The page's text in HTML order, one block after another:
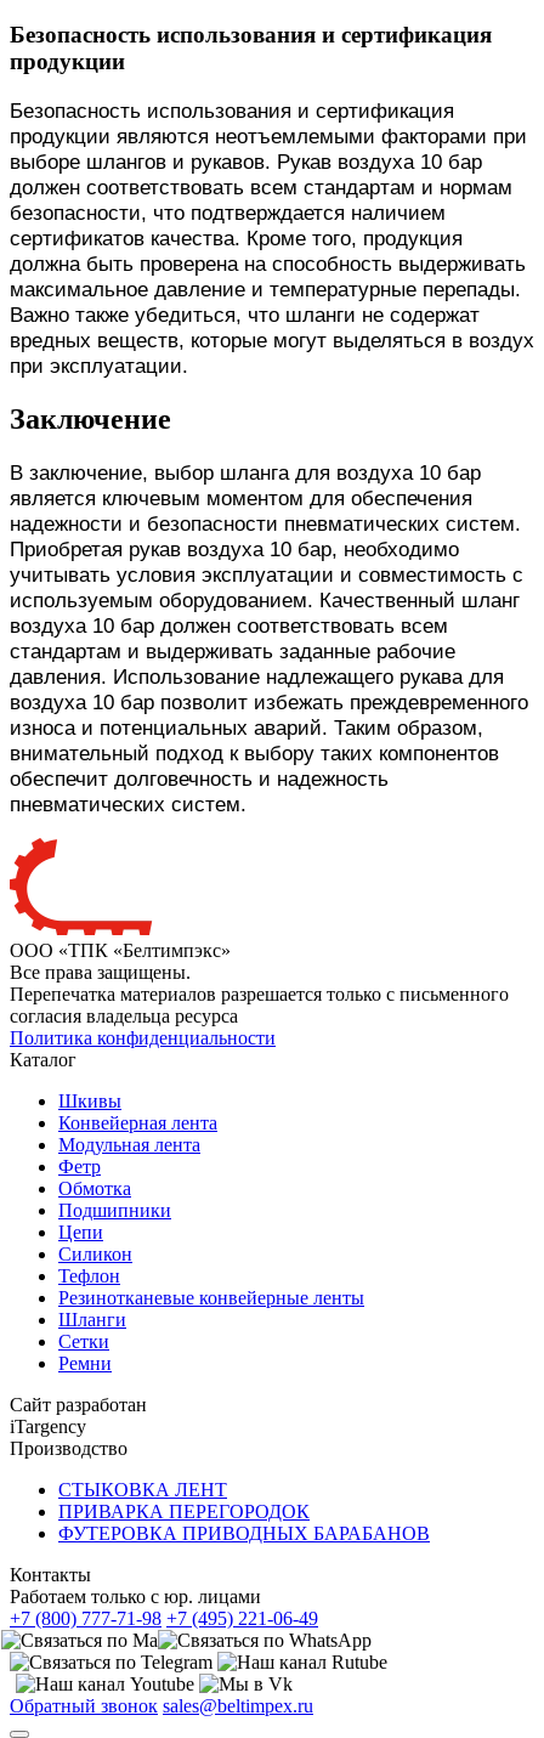
Безопасность использования и сертификация
продукции
Безопасность использования и сертификация
продукции являются неотъемлемыми факторами при
выборе шлангов и рукавов. Рукав воздуха 10 бар
должен соответствовать всем стандартам и нормам
безопасности, что подтверждается наличием
сертификатов качества. Кроме того, продукция
должна быть проверена на способность выдерживать
максимальное давление и температурные перепады.
Важно также убедиться, что шланги не содержат
вредных веществ, которые могут выделяться в воздух
при эксплуатации.
Заключение
В заключение, выбор шланга для воздуха 10 бар
является ключевым моментом для обеспечения
надежности и безопасности пневматических систем.
Приобретая рукав воздуха 10 бар, необходимо
учитывать условия эксплуатации и совместимость с
используемым оборудованием. Качественный шланг
воздуха 10 бар должен соответствовать всем
стандартам и выдерживать заданные рабочие
давления. Использование надлежащего рукава для
воздуха 10 бар позволит избежать преждевременного
износа и потенциальных аварий. Таким образом,
внимательный подход к выбору таких компонентов
обеспечит долговечность и надежность
пневматических систем.
ООО «ТПК «Белтимпэкс»
Все права защищены.
Перепечатка материалов разрешается только с письменного
согласия владельца ресурса
Политика конфиденциальности
Каталог
Шкивы
Конвейерная лента
Модульная лента
Фетр
Обмотка
Подшипники
Цепи
Силикон
Тефлон
Резинотканевые конвейерные ленты
Шланги
Сетки
Ремни
Сайт разработан
iTargency
Производство
СТЫКОВКА ЛЕНТ
ПРИВАРКА ПЕРЕГОРОДОК
ФУТЕРОВКА ПРИВОДНЫХ БАРАБАНОВ
Контакты
Работаем только с юр. лицами
+7 (800) 777-71-98 +7 (495) 221-06-49
Обратный звонок sales@beltimpex.ru